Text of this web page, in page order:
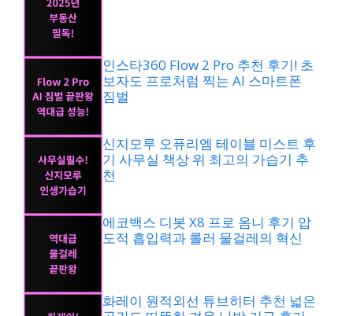
인스타360 Flow 2 Pro 추천 후기! 초
보자도 프로처럼 찍는 AI 스마트폰
짐벌
신지모루 오퓨리엠 테이블 미스트 후
기 사무실 책상 위 최고의 가습기 추
천
에코백스 디봇 X8 프로 옴니 후기 압
도적 흡입력과 롤러 물걸레의 혁신
화레이 원적외선 튜브히터 추천 넓은